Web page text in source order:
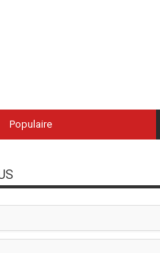
Populaire